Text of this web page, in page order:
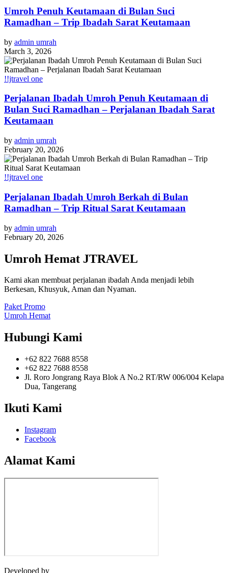
Umroh Penuh Keutamaan di Bulan Suci
Ramadhan – Trip Ibadah Sarat Keutamaan
by admin umrah
March 3, 2026
!!jtravel one
Perjalanan Ibadah Umroh Penuh Keutamaan di
Bulan Suci Ramadhan – Perjalanan Ibadah Sarat
Keutamaan
by admin umrah
February 20, 2026
!!jtravel one
Perjalanan Ibadah Umroh Berkah di Bulan
Ramadhan – Trip Ritual Sarat Keutamaan
by admin umrah
February 20, 2026
Umroh Hemat JTRAVEL
Kami akan membuat perjalanan ibadah Anda menjadi lebih
Berkesan, Khusyuk, Aman dan Nyaman.
Paket Promo
Umroh Hemat
Hubungi Kami
+62 822 7688 8558
+62 822 7688 8558
Jl. Roro Jongrang Raya Blok A No.2 RT/RW 006/004 Kelapa
Dua, Tangerang
Ikuti Kami
Instagram
Facebook
Alamat Kami
Developed by